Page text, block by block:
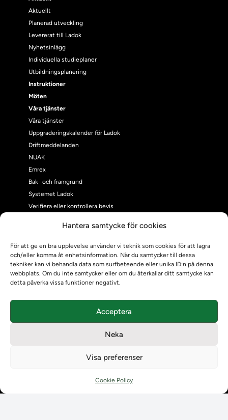
Hantera samtycke för cookies
För att ge en bra upplevelse använder vi teknik som cookies för att lagra
och/eller komma åt enhetsinformation. När du samtycker till dessa
tekniker kan vi behandla data som surfbeteende eller unika ID:n på denna
webbplats. Om du inte samtycker eller om du återkallar ditt samtycke kan
detta påverka vissa funktioner negativt.
Acceptera
Neka
Visa preferenser
Cookie Policy
Aktuellt
Planerad utveckling
Levererat till Ladok
Nyhetsinlägg
Individuella studieplaner
Utbildningsplanering
Instruktioner
Möten
Våra tjänster
Våra tjänster
Uppgraderingskalender för Ladok
Driftmeddelanden
NUAK
Emrex
Bak- och framgrund
Systemet Ladok
Verifiera eller kontrollera bevis
Om oss
Om Ladokkonsortiet
Ladokkonsortiet internationellt
Vision, strategi och produktplan
Kontaktuppgifter för studenters Ladoksupport